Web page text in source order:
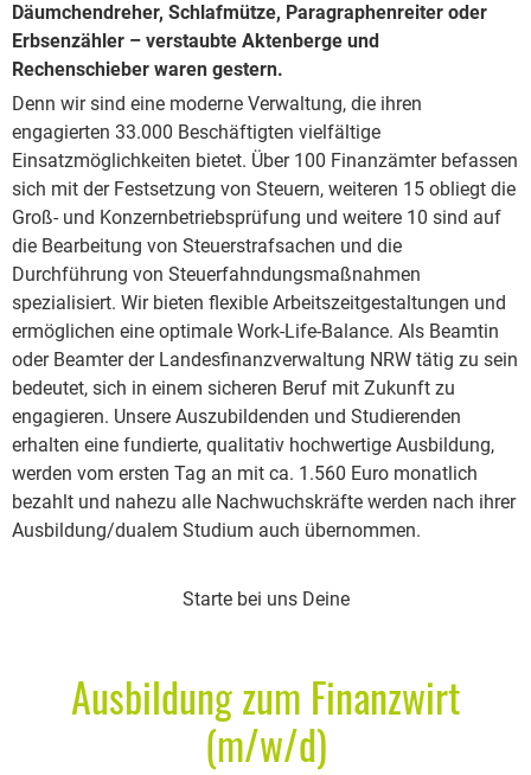
Däumchendreher, Schlafmütze, Paragraphenreiter oder
Erbsenzähler – verstaubte Aktenberge und
Rechenschieber waren gestern.
Denn wir sind eine moderne Verwaltung, die ihren
engagierten 33.000 Beschäftigten vielfältige
Einsatzmöglichkeiten bietet. Über 100 Finanzämter befassen
sich mit der Festsetzung von Steuern, weiteren 15 obliegt die
Groß- und Konzernbetriebsprüfung und weitere 10 sind auf
die Bearbeitung von Steuerstrafsachen und die
Durchführung von Steuerfahndungsmaßnahmen
spezialisiert. Wir bieten flexible Arbeitszeitgestaltungen und
ermöglichen eine optimale Work-Life-Balance. Als Beamtin
oder Beamter der Landesfinanzverwaltung NRW tätig zu sein
bedeutet, sich in einem sicheren Beruf mit Zukunft zu
engagieren. Unsere Auszubildenden und Studierenden
erhalten eine fundierte, qualitativ hochwertige Ausbildung,
werden vom ersten Tag an mit ca. 1.560 Euro monatlich
bezahlt und nahezu alle Nachwuchskräfte werden nach ihrer
Ausbildung/dualem Studium auch übernommen.
Starte bei uns Deine
Ausbildung zum Finanzwirt
(m/w/d)